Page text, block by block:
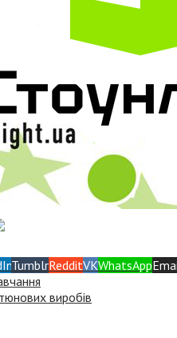
TumblrRedditVKWhatsApp
виробів